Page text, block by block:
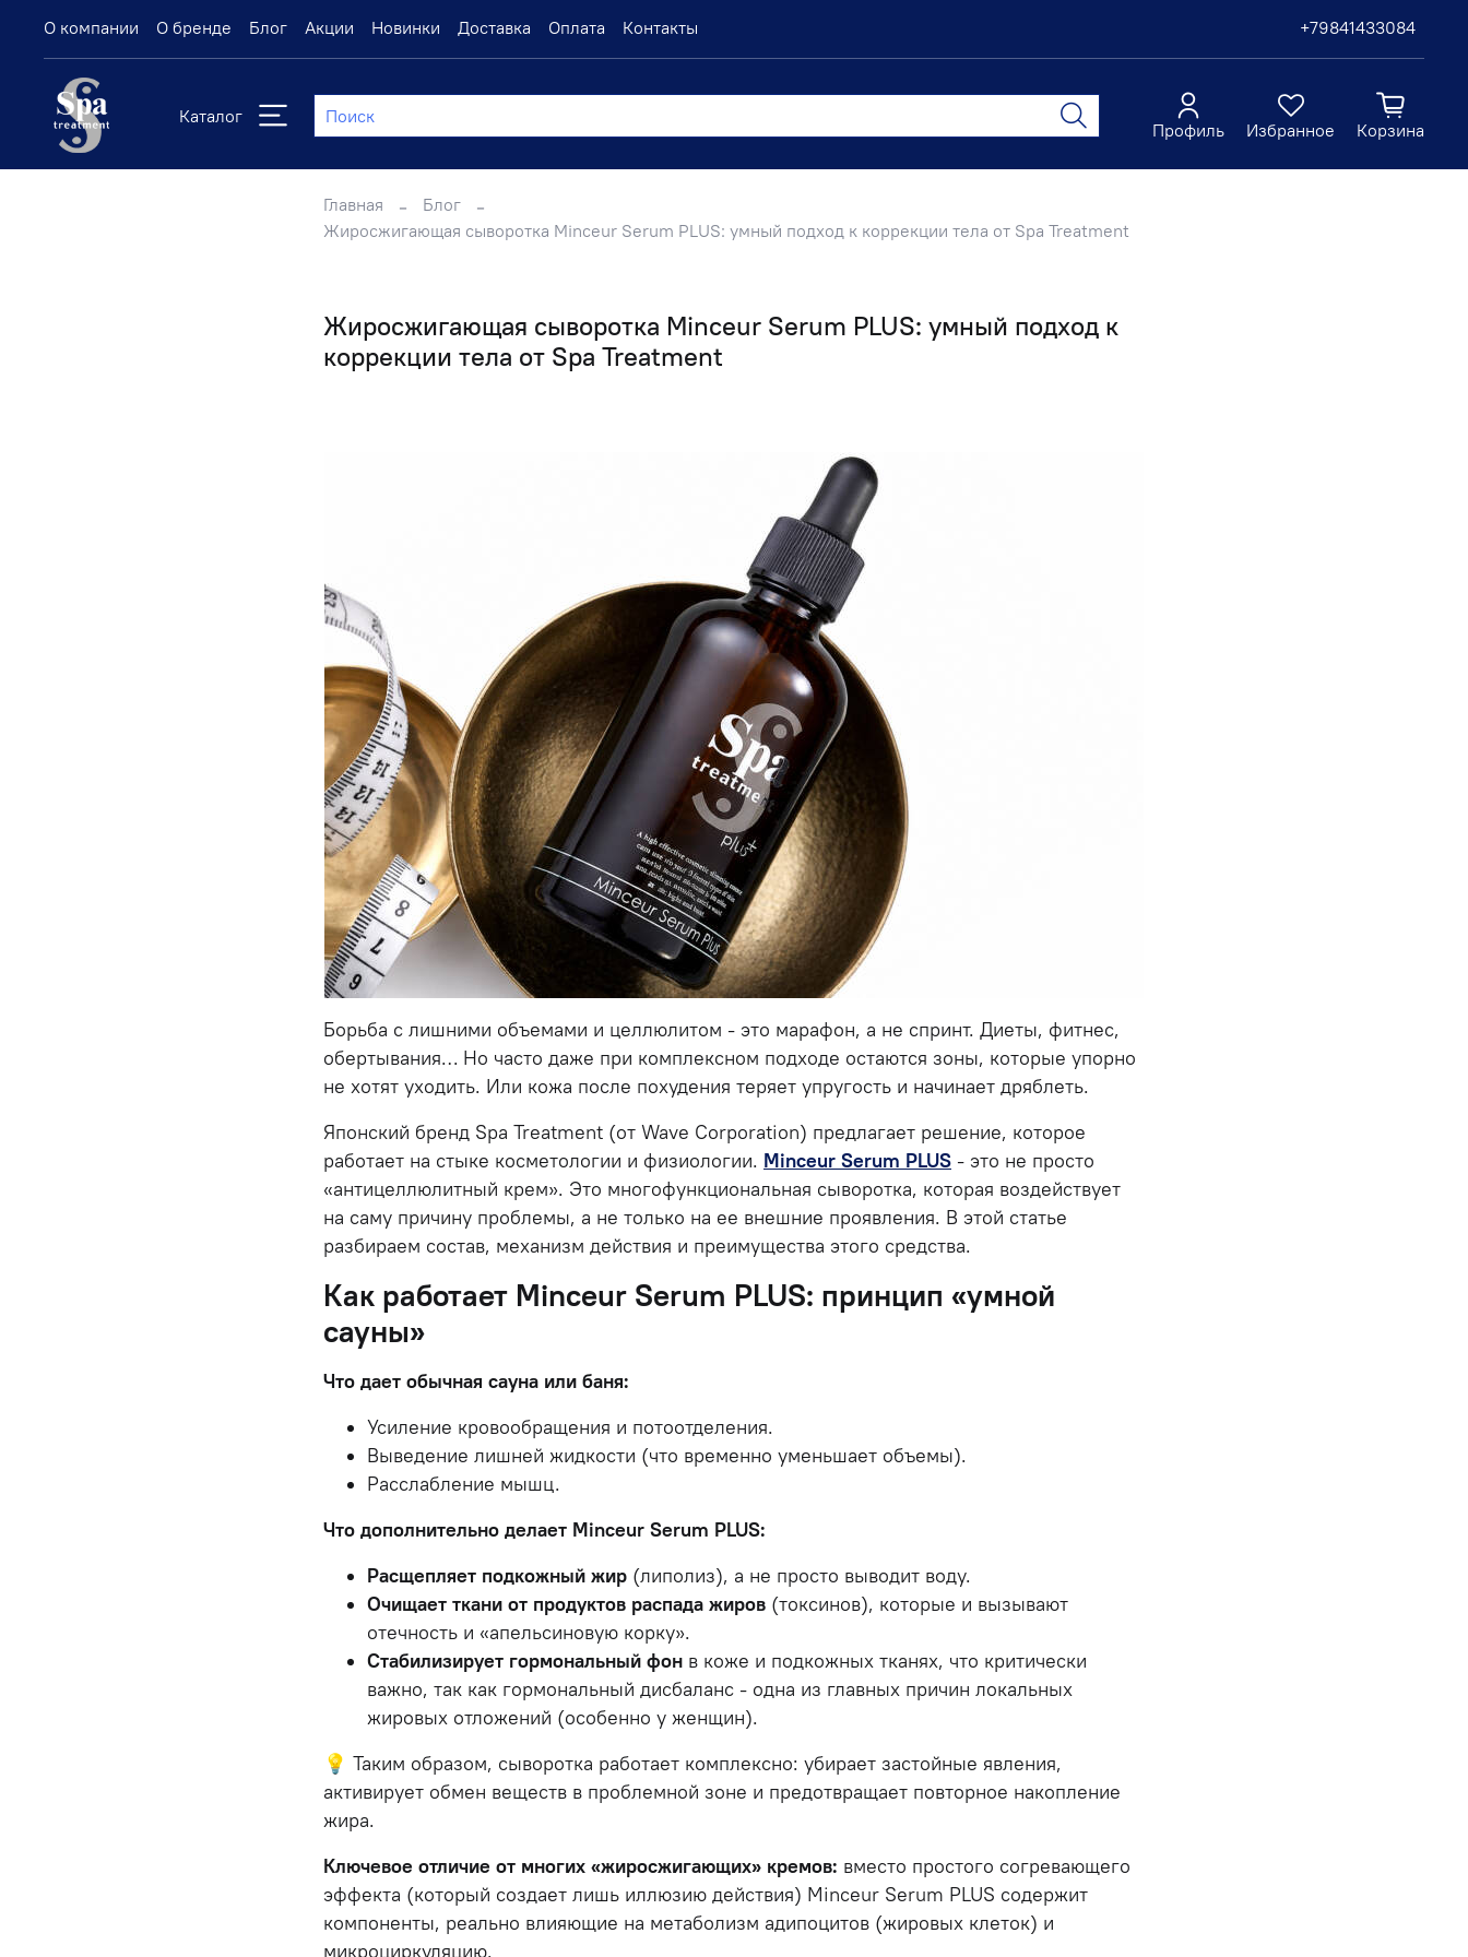
О компании О бренде Блог Акции Новинки Доставка Оплата Контакты +79841433084
Каталог
Профиль Избранное Корзина
Главная
Блог
Жиросжигающая сыворотка Minceur Serum PLUS: умный подход к коррекции тела от Spa Treatment
Жиросжигающая сыворотка Minceur Serum PLUS: умный подход к
коррекции тела от Spa Treatment
Борьба с лишними объемами и целлюлитом - это марафон, а не спринт. Диеты, фитнес,
обертывания… Но часто даже при комплексном подходе остаются зоны, которые упорно
не хотят уходить. Или кожа после похудения теряет упругость и начинает дряблеть.
Японский бренд Spa Treatment (от Wave Corporation) предлагает решение, которое
работает на стыке косметологии и физиологии. Minceur Serum PLUS - это не просто
«антицеллюлитный крем». Это многофункциональная сыворотка, которая воздействует
на саму причину проблемы, а не только на ее внешние проявления. В этой статье
разбираем состав, механизм действия и преимущества этого средства.
Как работает Minceur Serum PLUS: принцип «умной
сауны»
Что дает обычная сауна или баня:
Усиление кровообращения и потоотделения.
Выведение лишней жидкости (что временно уменьшает объемы).
Расслабление мышц.
Что дополнительно делает Minceur Serum PLUS:
Расщепляет подкожный жир (липолиз), а не просто выводит воду.
Очищает ткани от продуктов распада жиров (токсинов), которые и вызывают
отечность и «апельсиновую корку».
Стабилизирует гормональный фон в коже и подкожных тканях, что критически
важно, так как гормональный дисбаланс - одна из главных причин локальных
жировых отложений (особенно у женщин).
💡 Таким образом, сыворотка работает комплексно: убирает застойные явления,
активирует обмен веществ в проблемной зоне и предотвращает повторное накопление
жира.
Ключевое отличие от многих «жиросжигающих» кремов: вместо простого согревающего
эффекта (который создает лишь иллюзию действия) Minceur Serum PLUS содержит
компоненты, реально влияющие на метаболизм адипоцитов (жировых клеток) и
микроциркуляцию.